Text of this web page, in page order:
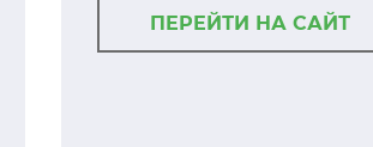
ПЕРЕЙТИ НА САЙТ